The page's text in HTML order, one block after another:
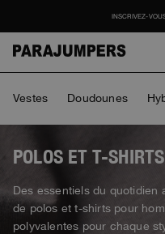
Homme
Vestes
Voir tout
Femme
Voir tout
Enfants
INSCRIVEZ-
Vestes Doudounes
POLOS ET T-
Des essentiels du
de polos et t-shirts pour
polyvalentes pour chaque